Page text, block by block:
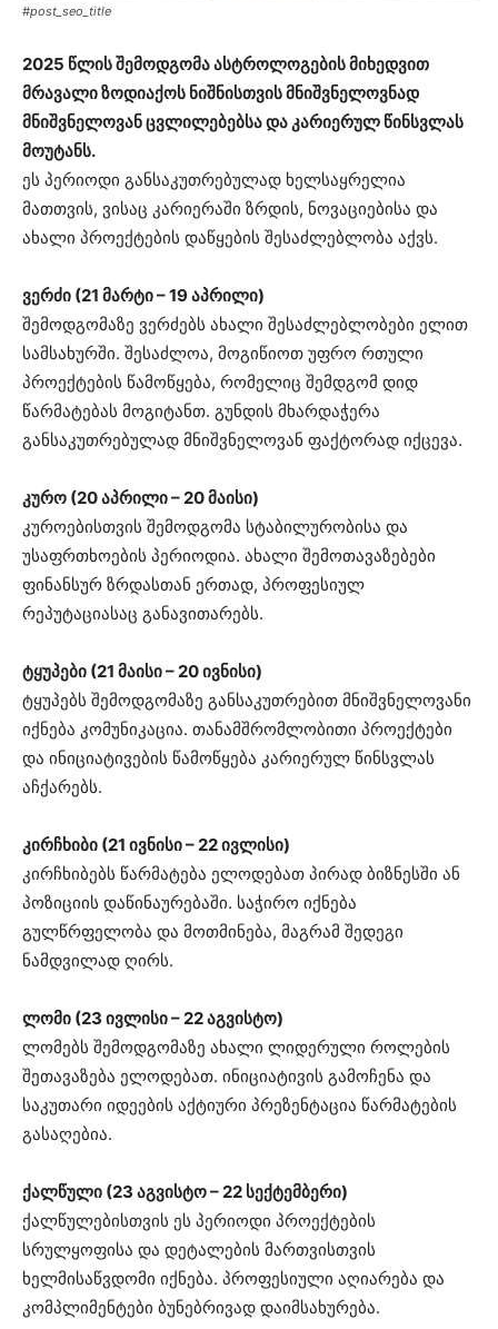
#post_seo_title
2025 წლის შემოდგომა ასტროლოგების მიხედვით
მრავალი ზოდიაქოს ნიშნისთვის მნიშვნელოვნად
მნიშვნელოვან ცვლილებებსა და კარიერულ წინსვლას
მოუტანს.
ეს პერიოდი განსაკუთრებულად ხელსაყრელია
მათთვის, ვისაც კარიერაში ზრდის, ნოვაციებისა და
ახალი პროექტების დაწყების შესაძლებლობა აქვს.
ვერძი (21 მარტი – 19 აპრილი)
შემოდგომაზე ვერძებს ახალი შესაძლებლობები ელით
სამსახურში. შესაძლოა, მოგიწიოთ უფრო რთული
პროექტების წამოწყება, რომელიც შემდგომ დიდ
წარმატებას მოგიტანთ. გუნდის მხარდაჭერა
განსაკუთრებულად მნიშვნელოვან ფაქტორად იქცევა.
კურო (20 აპრილი – 20 მაისი)
კუროებისთვის შემოდგომა სტაბილურობისა და
უსაფრთხოების პერიოდია. ახალი შემოთავაზებები
ფინანსურ ზრდასთან ერთად, პროფესიულ
რეპუტაციასაც განავითარებს.
ტყუპები (21 მაისი – 20 ივნისი)
ტყუპებს შემოდგომაზე განსაკუთრებით მნიშვნელოვანი
იქნება კომუნიკაცია. თანამშრომლობითი პროექტები
და ინიციატივების წამოწყება კარიერულ წინსვლას
აჩქარებს.
კირჩხიბი (21 ივნისი – 22 ივლისი)
კირჩხიბებს წარმატება ელოდებათ პირად ბიზნესში ან
პოზიციის დაწინაურებაში. საჭირო იქნება
გულწრფელობა და მოთმინება, მაგრამ შედეგი
ნამდვილად ღირს.
ლომი (23 ივლისი – 22 აგვისტო)
ლომებს შემოდგომაზე ახალი ლიდერული როლების
შეთავაზება ელოდებათ. ინიციატივის გამოჩენა და
საკუთარი იდეების აქტიური პრეზენტაცია წარმატების
გასაღებია.
ქალწული (23 აგვისტო – 22 სექტემბერი)
ქალწულებისთვის ეს პერიოდი პროექტების
სრულყოფისა და დეტალების მართვისთვის
ხელმისაწვდომი იქნება. პროფესიული აღიარება და
კომპლიმენტები ბუნებრივად დაიმსახურება.